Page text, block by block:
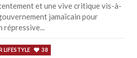
et une vive critique vis-à-
jamaïcain pour
répressive...
LIFESTYLE 38